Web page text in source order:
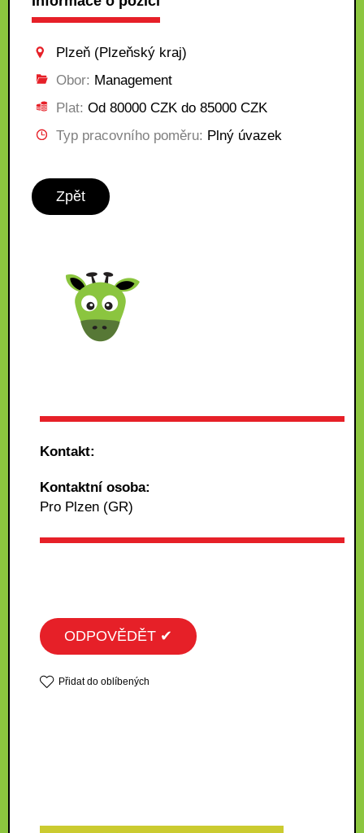
Plzeň (Plzeňský kraj)
Obor: Management
Plat: Od 80000 CZK do 85000 CZK
Typ pracovního poměru: Plný úvazek
Zpět
Kontakt:
Kontaktní osoba:
Pro Plzen (GR)
ODPOVĚDĚT ✔
Přidat do oblíbených